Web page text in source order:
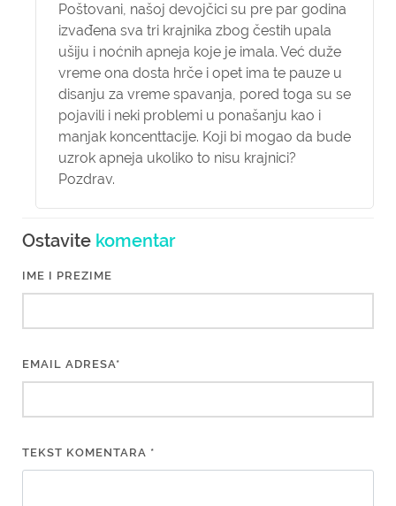
Poštovani, našoj devojčici su pre par godina
izvađena sva tri krajnika zbog čestih upala
ušiju i noćnih apneja koje je imala. Već duže
vreme ona dosta hrče i opet ima te pauze u
disanju za vreme spavanja, pored toga su se
pojavili i neki problemi u ponašanju kao i
manjak koncenttacije. Koji bi mogao da bude
uzrok apneja ukoliko to nisu krajnici?
Pozdrav.
Ostavite komentar
IME I PREZIME
EMAIL ADRESA*
TEKST KOMENTARA *